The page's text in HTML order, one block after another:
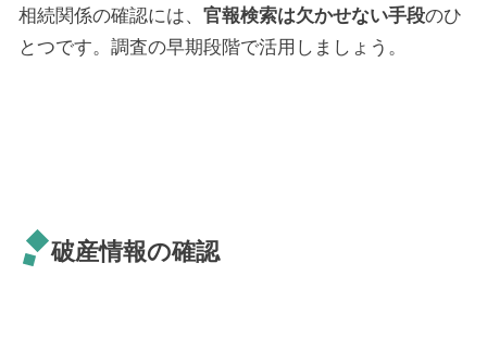
相続関係の確認には、 官報検索は欠かせない手段のひ
とつです。調査の早期段階で活用しましょう。
破産情報の確認